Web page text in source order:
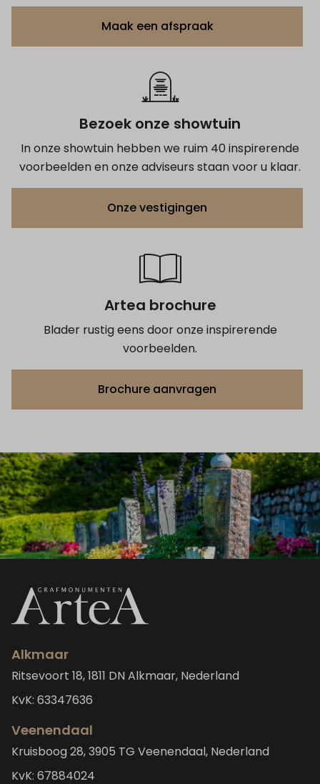
Maak een afspraak
Bezoek onze showtuin
In onze showtuin hebben we ruim 40 inspirerende
voorbeelden en onze adviseurs staan voor u klaar.
Onze vestigingen
Artea brochure
Blader rustig eens door onze inspirerende
voorbeelden.
Brochure aanvragen
Alkmaar
Ritsevoort 18, 1811 DN Alkmaar, Nederland
KvK: 63347636
Veenendaal
Kruisboog 28, 3905 TG Veenendaal, Nederland
KvK: 67884024